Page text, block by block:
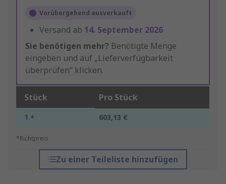
Vorübergehend ausverkauft
Versand ab 14. September 2026
Sie benötigen mehr? Benötigte Menge
eingeben und auf „Lieferverfügbarkeit
überprüfen“ klicken.
Stück Pro Stück
1 + 603,13 €
*Richtpreis
Zu einer Teileliste hinzufügen